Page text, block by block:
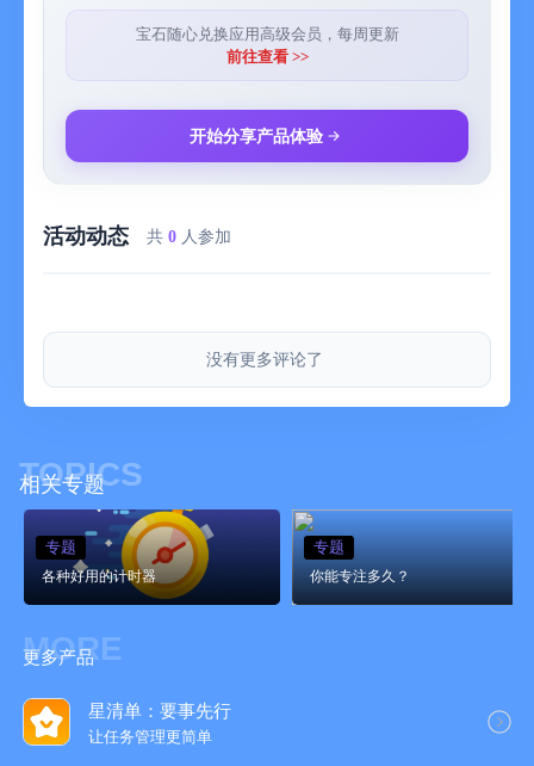
• 给会话打标签(工作、学习、深度工作——怎么顺手怎么来),看分
• 日历热力图,周/月/年统计,连续记录
• 专注时长 CSV 导出,自己分析(Pro)
• 需要外部支架而不是意志力的多动症大脑
FOCUS DOG PRO
Focus Dog 免费安装,核心功能想用多久就用多久。随时可通过
App 内购买订阅 Focus Dog Pro——提供月度订阅或一次性购
个订阅周期结束时自动从你的 App Store 账户扣款。
购买后你可以随时在 App Store 账户设置中关闭自动续订,并在当
前周期结束前继续使用全部功能,但我们无法为未使用的订阅部分
退款。App 内购买和订阅无法通过家人共享分享。
隐私政策: https://focusdog.app/privacy/
联系我们
• Twitter: https://twitter.com/FocusDogApp
宝石随心兑换应用高级会员，每周更新
前往查看 >>
开始分享产品体验
活动动态 共 0 人参加
没有更多评论了
TOPICS
相关专题
各种好用的计时器
专题
你能专注多久？
专题
MORE
更多产品
星清单：要事先行
让任务管理更简‪单‬